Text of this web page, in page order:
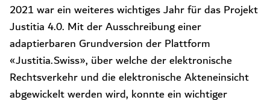
2021 war ein weiteres wichtiges Jahr für das Projekt
Justitia 4.0. Mit der Ausschreibung einer
adaptierbaren Grundversion der Plattform
«Justitia.Swiss», über welche der elektronische
Rechtsverkehr und die elektronische Akteneinsicht
abgewickelt werden wird, konnte ein wichtiger